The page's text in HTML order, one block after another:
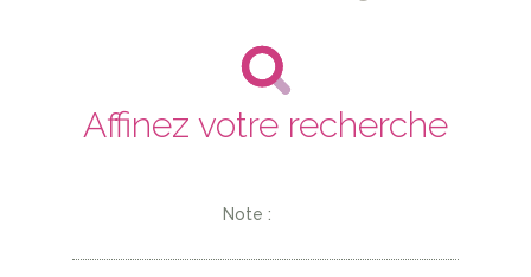
Affinez votre recherche
Note :